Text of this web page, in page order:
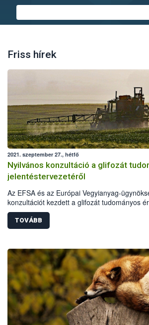
Friss hírek
2021. szeptember 27., hétfő
Nyilvános konzultáció a glifozát
jelentéstervezetéről
Az EFSA és az Európai Vegyianyag-
konzultációt kezdett a glifozát tudományos
jelentéstervezetéről. A konzultációk 60 napig
TOVÁBB